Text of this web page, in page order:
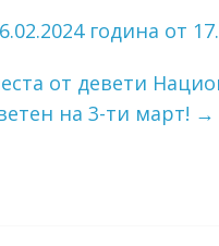
година от
от девети
на 3-ти март! →